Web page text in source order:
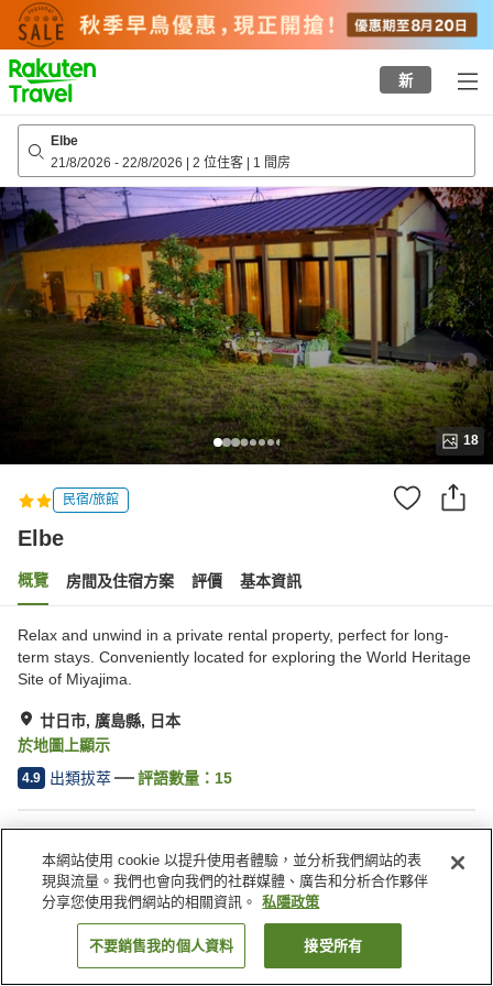
to
top
page
新
Elbe
21/8/2026 - 22/8/2026 | 2 位住客 | 1 間房
18
民宿/旅館
Elbe
概覽 房間及住宿方案 評價 基本資訊
Relax and unwind in a private rental property, perfect for long-
term stays. Conveniently located for exploring the World Heritage
Site of Miyajima.
廿日市, 廣島縣, 日本
於地圖上顯示
4.9 出類拔萃 評語數量： 15
停車場 接送服務
找客房
本網站使用 cookie 以提升使用者體驗，並分析我們網站的表
現與流量。我們也會向我們的社群媒體、廣告和分析合作夥伴
分享您使用我們網站的相關資訊。
私隱政策
不要銷售我的個人資料 接受所有